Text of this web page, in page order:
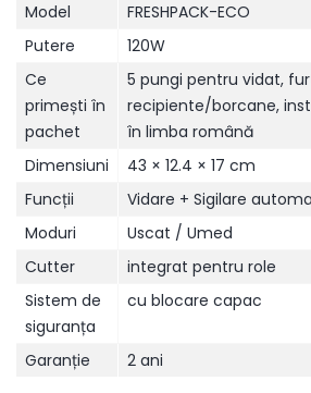
Model
FRESHPACK-ECO
Putere
120W
Ce
primești în
pachet
5 pungi pentru vidat,
recipiente/borcane,
în limba română
Dimensiuni
43 × 12.4 × 17 cm
Funcții
Vidare + Sigilare
Moduri
Uscat / Umed
Cutter
integrat pentru role
Sistem de
siguranța
cu blocare capac
Garanție 2 ani